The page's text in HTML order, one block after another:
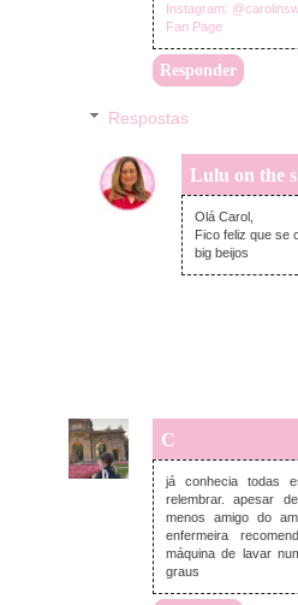
Instagram:
Fan Page
Responder
Respostas
Lulu on the
Olá Carol,
Fico feliz que se
big beijos
C
já conhecia todas
relembrar. apesar
menos amigo do
enfermeira
máquina de lavar
graus